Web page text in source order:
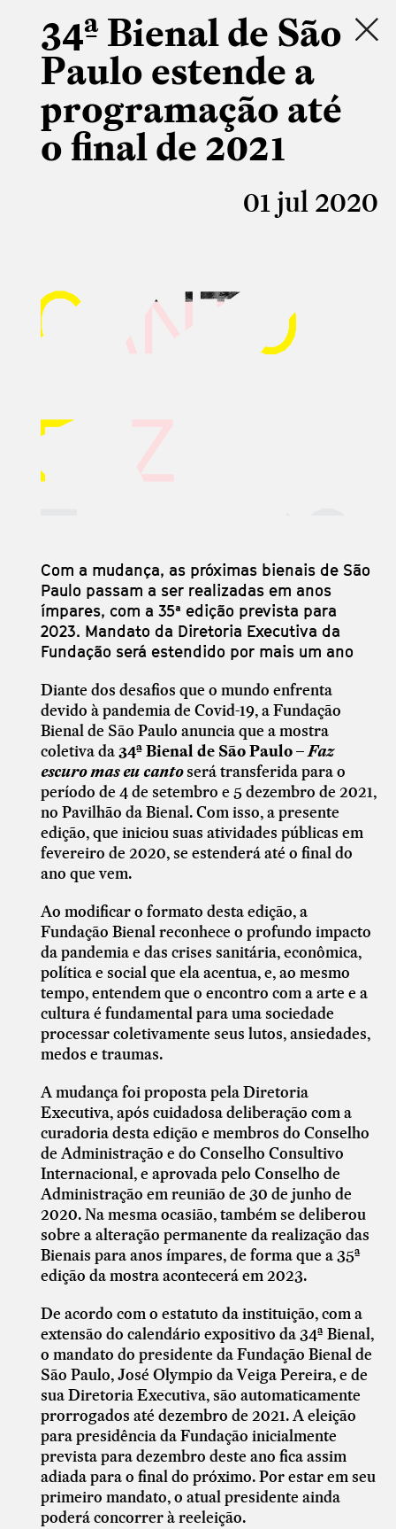
34ª Bienal de São
Paulo estende a
programação até
o final de 2021
01 jul 2020
Com a mudança, as próximas bienais de São
Paulo passam a ser realizadas em anos
ímpares, com a 35ª edição prevista para
2023. Mandato da Diretoria Executiva da
Fundação será estendido por mais um ano
Diante dos desafios que o mundo enfrenta
devido à pandemia de Covid-19, a Fundação
Bienal de São Paulo anuncia que a mostra
coletiva da34ª Bienal de São Paulo –Faz
escuro mas eu cantoserá transferida para o
período de 4 de setembro e 5 dezembro de 2021,
no Pavilhão da Bienal. Com isso, a presente
edição, que iniciou suas atividades públicas em
fevereiro de 2020, se estenderá até o final do
ano que vem.
Ao modificar o formato desta edição, a
Fundação Bienal reconhece o profundo impacto
da pandemia e das crises sanitária, econômica,
política e social que ela acentua, e, ao mesmo
tempo, entendem que o encontro com a arte e a
cultura é fundamental para uma sociedade
processar coletivamente seus lutos, ansiedades,
medos e traumas.
A mudança foi proposta pela Diretoria
Executiva, após cuidadosa deliberação com a
curadoria desta edição e membros do Conselho
de Administração e do Conselho Consultivo
Internacional, e aprovada pelo Conselho de
Administração em reunião de 30 de junho de
2020. Na mesma ocasião, também se deliberou
sobre a alteração permanente da realização das
Bienais para anos ímpares, de forma que a 35ª
edição da mostra acontecerá em 2023.
De acordo com o estatuto da instituição, com a
extensão do calendário expositivo da 34ª Bienal,
o mandato do presidente da Fundação Bienal de
São Paulo, José Olympio da Veiga Pereira, e de
sua Diretoria Executiva, são automaticamente
prorrogados até dezembro de 2021. A eleição
para presidência da Fundação inicialmente
prevista para dezembro deste ano fica assim
adiada para o final do próximo. Por estar em seu
primeiro mandato, o atual presidente ainda
poderá concorrer à reeleição.